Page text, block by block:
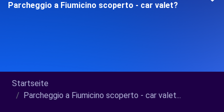
Parcheggio a Fiumicino scoperto - car valet?
Startseite
Parcheggio a Fiumicino scoperto - car valet...